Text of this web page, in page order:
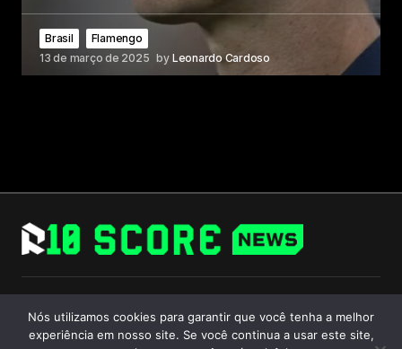
Brasil
Flamengo
13 de março de 2025 by Leonardo Cardoso
Follow Us
Nós utilizamos cookies para garantir que você tenha a melhor
experiência em nosso site. Se você continua a usar este site,